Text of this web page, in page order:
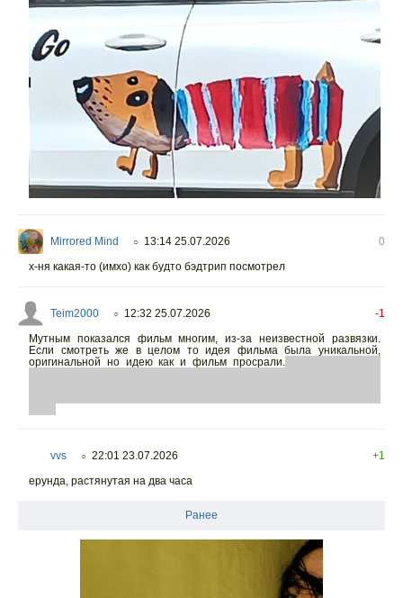
Mirrored Mind ○ 13:14 25.07.2026
0
х-ня какая-то (имхо) как будто бэдтрип посмотрел
Teim2000 ○ 12:32 25.07.2026
-1
Мутным показался фильм многим, из-за неизвестной развязки.
Если смотреть же в целом то идея фильма была уникальной,
оригинальной но идею как и фильм просрали.Не совсем было
vvs ○ 22:01 23.07.2026
+1
ерунда, растянутая на два часа
Ранее